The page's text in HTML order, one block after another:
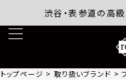
渋谷・表参道の高級ブ
トップページ 取り扱いブランド